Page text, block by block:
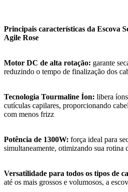
Principais características da Escova
Agile Rose
Motor DC de alta rotação: garante
reduzindo o tempo de finalização dos
Tecnologia Tourmaline Íon: libera
cutículas capilares, proporcionando
com menos frizz
Potência de 1300W: força ideal para
simultaneamente, otimizando sua rotina
Versatilidade para todos os tipos de
até os mais grossos e volumosos, a